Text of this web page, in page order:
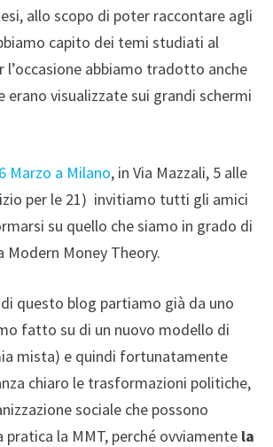
allo scopo di poter raccontare agli
capito dei temi studiati al
l’occasione abbiamo tradotto anche
erano visualizzate sui grandi schermi
Marzo a Milano, in Via Mazzali, 5 alle
per le 21) invitiamo tutti gli amici
su quello che siamo in grado di
Money Theory.
questo blog partiamo già da uno
fatto su di un nuovo modello di
mista) e quindi fortunatamente
chiaro le trasformazioni politiche,
sociale che possono
pratica la MMT, perché ovviamente la